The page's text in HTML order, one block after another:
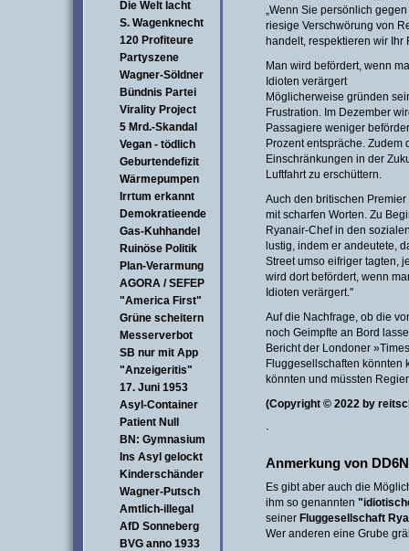
Die Welt lacht
S. Wagenknecht
120 Profiteure
Partyszene
Wagner-Söldner
Bündnis Partei
Virality Project
5 Mrd.-Skandal
Vegan - tödlich
Geburtendefizit
Wärmepumpen
Irrtum erkannt
Demokratieende
Gas-Kuhhandel
Ruinöse Politik
Plan-Verarmung
AGORA / SEFEP
"America First"
Grüne scheitern
Messerverbot
SB nur mit App
"Anzeigeritis"
17. Juni 1953
Asyl-Container
Patient Null
BN: Gymnasium
Ins Asyl gelockt
Kinderschänder
Wagner-Putsch
Amtlich-illegal
AfD Sonneberg
BVG anno 1933
„Wenn Sie persönlich
riesige Verschwörung von
handelt, respektieren wir Ihr
Man wird befördert, wenn
Idioten verärgert
Möglicherweise gründen
Frustration. Im Dezember
Passagiere weniger
Prozent entspräche. Zudem
Einschränkungen in der
Luftfahrt zu erschüttern.
Auch den britischen
mit scharfen Worten. Zu
Ryanair-Chef in den
lustig, indem er andeutete,
Street umso eifriger tagten,
wird dort befördert, wenn
Idioten verärgert."
Auf die Nachfrage, ob die
noch Geimpfte an Bord
Bericht der Londoner
Fluggesellschaften könnten
könnten und müssten
(Copyright © 2022 by
·
Anmerkung von
Es gibt aber auch die
ihm so genannten
seiner Fluggesellschaft
Wer anderen eine Grube